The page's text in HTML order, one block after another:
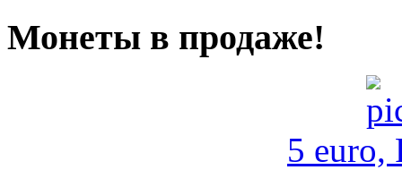
Монеты в продаже!
5 euro,